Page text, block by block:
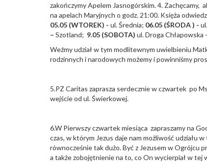
zakończymy Apelem Jasnogórskim. 4. Zachęcamy,
na apelach Maryjnych o godz. 21:00. Księża
05.05 (WTOREK) - ul. Średnia; 06.05 (ŚRODA ) -
– Szotland; 9.05 (SOBOTA) ul. Droga
Weźmy udział w tym modlitewnym uwielbieniu
rodzinnych i narodowych możemy i powinniśmy
5.PZ Caritas zaprasza serdecznie w czwartek po
wejście od ul. Świerkowej.
6.W Pierwszy czwartek miesiąca zapraszamy na
czas, w którym Jezus daje nam możliwość udziału
równocześnie tak dużo. Być z Jezusem w Ogrójcu
a także zobojętnienie na to, co On wycierpiał w